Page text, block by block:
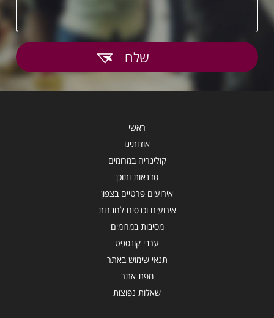
שלח
ראשי
אודותינו
קולינריה במרומים
סדנאות ותוכן
אירועים פרטיים בצפון
אירועים וכנסים לחברות
מסיבות במרומים
ערבי קונספט
תנאי שימוש באתר
מפת אתר
שאלות נפוצות